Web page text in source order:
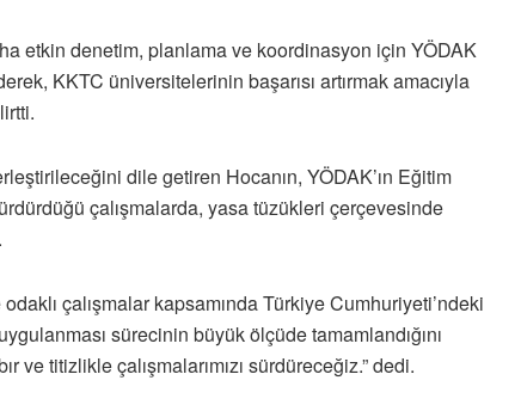
etkin denetim, planlama ve koordinasyon için YÖDAK
KKTC üniversitelerinin başarısı artırmak amacıyla
dile getiren Hocanın, YÖDAK’ın Eğitim
çalışmalarda, yasa tüzükleri çerçevesinde
çalışmalar kapsamında Türkiye Cumhuriyeti’ndeki
sürecinin büyük ölçüde tamamlandığını
ve titizlikle çalışmalarımızı sürdüreceğiz.” dedi.